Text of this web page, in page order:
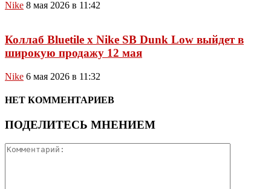
Nike 8 мая 2026 в 11:42
Коллаб Bluetile x Nike SB Dunk Low выйдет в
широкую продажу 12 мая
Nike 6 мая 2026 в 11:32
НЕТ КОММЕНТАРИЕВ
ПОДЕЛИТЕСЬ МНЕНИЕМ